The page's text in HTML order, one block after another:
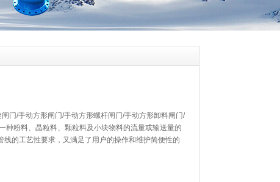
门/手动方形闸门/手动方形螺杆闸门/手动方形卸料闸门/
种粉料、晶粒料、颗粒料及小块物料的流量或输送量的
的工艺性要求，又满足了用户的操作和维护简便性的